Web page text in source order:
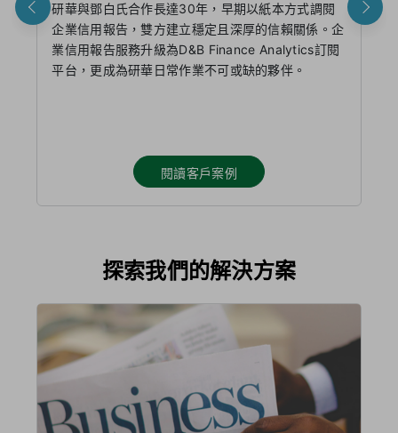
研華與鄧白氏合作長達30年，早期以紙本方式調閱
企業信用報告，雙方建立穩定且深厚的信賴關係。企
業信用報告服務升級為D&B Finance Analytics訂閱
平台，更成為研華日常作業不可或缺的夥伴。
閱讀客戶案例
探索我們的解決方案